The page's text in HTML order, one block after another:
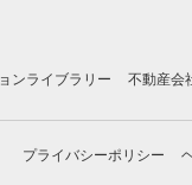
ンライブラリー 不動産会
プライバシーポリシー